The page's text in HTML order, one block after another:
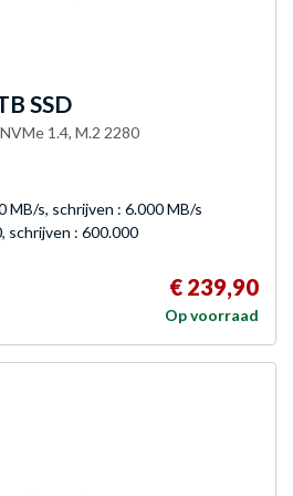
SSD
1.4, M.2 2280
MB/s, schrijven : 6.000 MB/s
schrijven : 600.000
€ 239,90
Op voorraad